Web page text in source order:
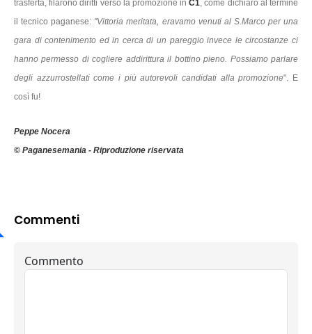
trasferta, filarono diritti verso la promozione inC1, come dichiarò al termine
il tecnico paganese: "Vittoria meritata, eravamo venuti al S.Marco per una
gara di contenimento ed in cerca di un pareggio invece le circostanze ci
hanno permesso di cogliere addirittura il bottino pieno. Possiamo parlare
degli azzurrostellati come i più autorevoli candidati alla promozione". E
così fu!
Peppe Nocera
© Paganesemania - Riproduzione riservata
Commenti